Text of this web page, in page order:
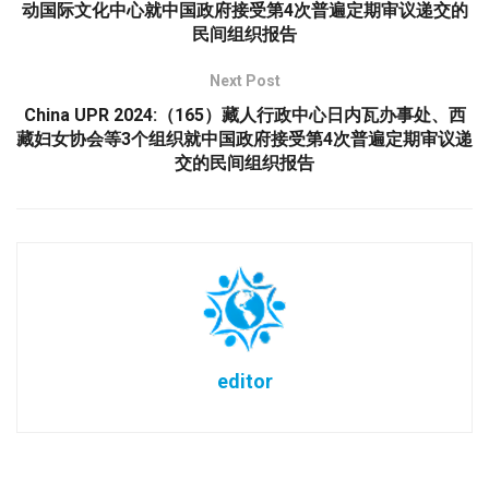
动国际文化中心就中国政府接受第4次普遍定期审议递交的
民间组织报告
Next Post
China UPR 2024:（165）藏人行政中心日内瓦办事处、西
藏妇女协会等3个组织就中国政府接受第4次普遍定期审议递
交的民间组织报告
editor